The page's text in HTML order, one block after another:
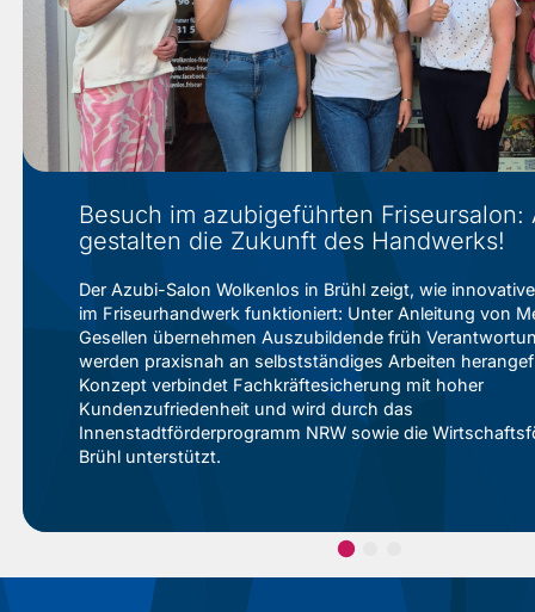
Besuch im azubigeführten Friseursalon:
gestalten die Zukunft des Handwerks!
Der Azubi-Salon Wolkenlos in Brühl zeigt, wie
im Friseurhandwerk funktioniert: Unter Anleitung von
Gesellen übernehmen Auszubildende früh
werden praxisnah an selbstständiges Arbeiten
Konzept verbindet Fachkräftesicherung mit hoher
Kundenzufriedenheit und wird durch das
Innenstadtförderprogramm NRW sowie die
Brühl unterstützt.